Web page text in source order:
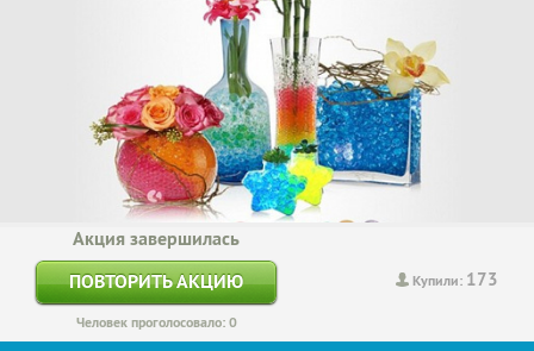
Купили: 173
Акция завершилась
ПОВТОРИТЬ АКЦИЮ
Человек проголосовало: 0